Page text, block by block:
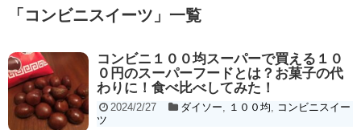
「 コンビニスイーツ 」 一覧
コンビニ１００均スーパーで買える１０
０円のスーパーフードとは？お菓子の代
わりに！食べ比べしてみた！
2024/2/27 ダイソー, １００均, コンビニスイー
ツ